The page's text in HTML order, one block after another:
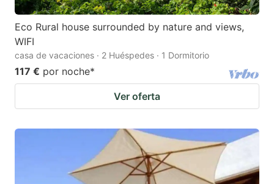
Eco Rural house surrounded by nature and views,
WIFI
casa de vacaciones · 2 Huéspedes · 1 Dormitorio
117 € por noche*
Ver oferta